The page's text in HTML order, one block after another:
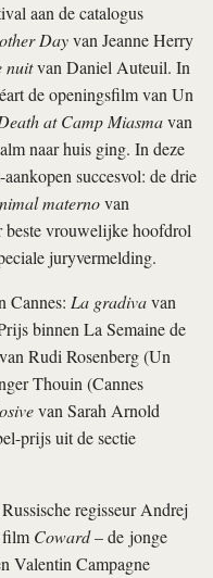
aan de catalogus
Dayvan Jeanne Herry
nuitvan Daniel Auteuil. In
de openingsfilm van Un
at Camp Miasmavan
naar huis ging. In deze
succesvol: de drie
maternovan
beste vrouwelijke hoofdrol
juryvermelding.
Cannes: La gradivavan
binnen La Semaine de
Rudi Rosenberg (Un
Thouin (Cannes
van Sarah Arnold
prijs uit de sectie
regisseur Andrej
film Coward– de jonge
Valentin Campagne